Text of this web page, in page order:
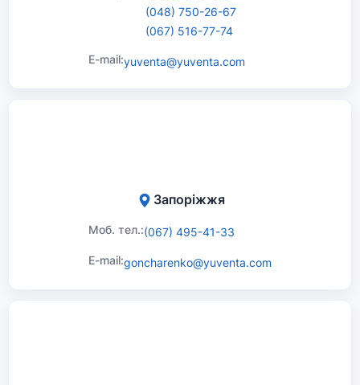
(048) 750-26-67
(067) 516-77-74
E-mail:yuventa@yuventa.com
Запоріжжя
Моб. тел.:(067) 495-41-33
E-mail:goncharenko@yuventa.com